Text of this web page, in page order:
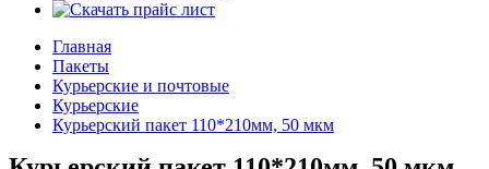
Главная
Пакеты
Курьерские и почтовые
Курьерские
Курьерский пакет 110*210мм, 50 мкм